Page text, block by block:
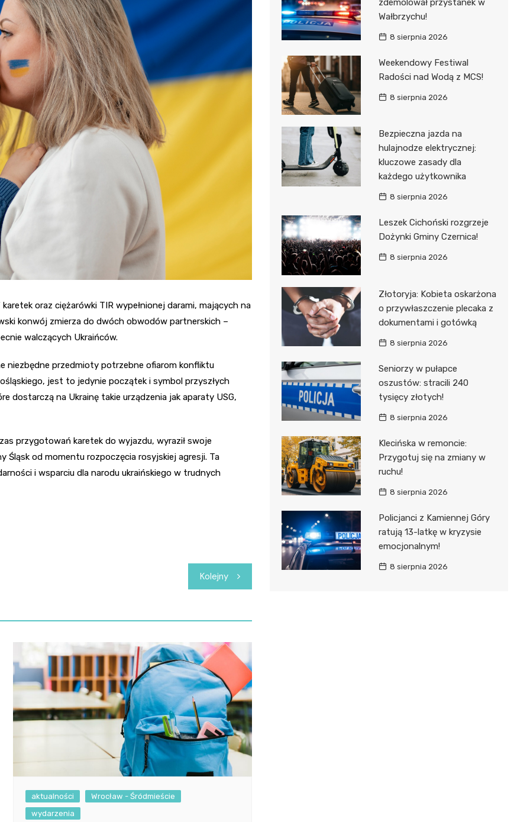
Fryzjer
oraz ciężarówki TIR wypełnionej darami, mających na
konwój zmierza do dwóch obwodów partnerskich –
walczących Ukraińców.
niezbędne przedmioty potrzebne ofiarom konfliktu
jest to jedynie początek i symbol przyszłych
dostarczą na Ukrainę takie urządzenia jak aparaty USG,
przygotowań karetek do wyjazdu, wyraził swoje
Śląsk od momentu rozpoczęcia rosyjskiej agresji. Ta
i wsparciu dla narodu ukraińskiego w trudnych
Kolejny
aktualności
Wrocław - Śródmieście
wydarzenia
zdemolował przystanek w
Wałbrzychu!
8 sierpnia 2026
Weekendowy Festiwal
Radości nad Wodą z MCS!
8 sierpnia 2026
Bezpieczna jazda na
hulajnodze elektrycznej:
kluczowe zasady dla
każdego użytkownika
8 sierpnia 2026
Leszek Cichoński rozgrzeje
Dożynki Gminy Czernica!
8 sierpnia 2026
Złotoryja: Kobieta oskarżona
o przywłaszczenie plecaka z
dokumentami i gotówką
8 sierpnia 2026
Seniorzy w pułapce
oszustów: stracili 240
tysięcy złotych!
8 sierpnia 2026
Klecińska w remoncie:
Przygotuj się na zmiany w
ruchu!
8 sierpnia 2026
Policjanci z Kamiennej Góry
ratują 13-latkę w kryzysie
emocjonalnym!
8 sierpnia 2026